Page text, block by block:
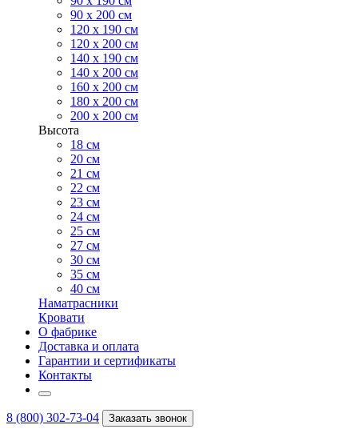
90 х 200 см
120 х 190 см
120 х 200 см
140 х 190 см
140 х 200 см
160 х 200 см
180 х 200 см
200 х 200 см
Высота
18 см
20 см
21 см
22 см
23 см
24 см
25 см
27 см
30 см
35 см
40 см
Наматрасники
Кровати
О фабрике
Доставка и оплата
Гарантии и сертификаты
Контакты
8 (800) 302-73-04 Заказать звонок